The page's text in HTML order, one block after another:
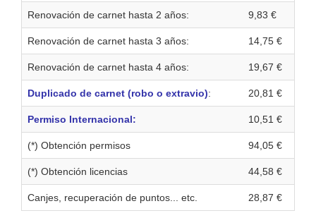
Renovación de carnet hasta 2 años: 9,83 €
Renovación de carnet hasta 3 años: 14,75 €
Renovación de carnet hasta 4 años: 19,67 €
Duplicado de carnet (robo o extravio): 20,81 €
Permiso Internacional: 10,51 €
(*) Obtención permisos 94,05 €
(*) Obtención licencias 44,58 €
Canjes, recuperación de puntos... etc. 28,87 €